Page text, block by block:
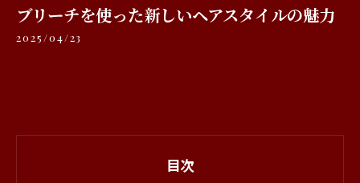
ブリーチを使った新しいヘアスタイルの魅力
2025/04/23
目次